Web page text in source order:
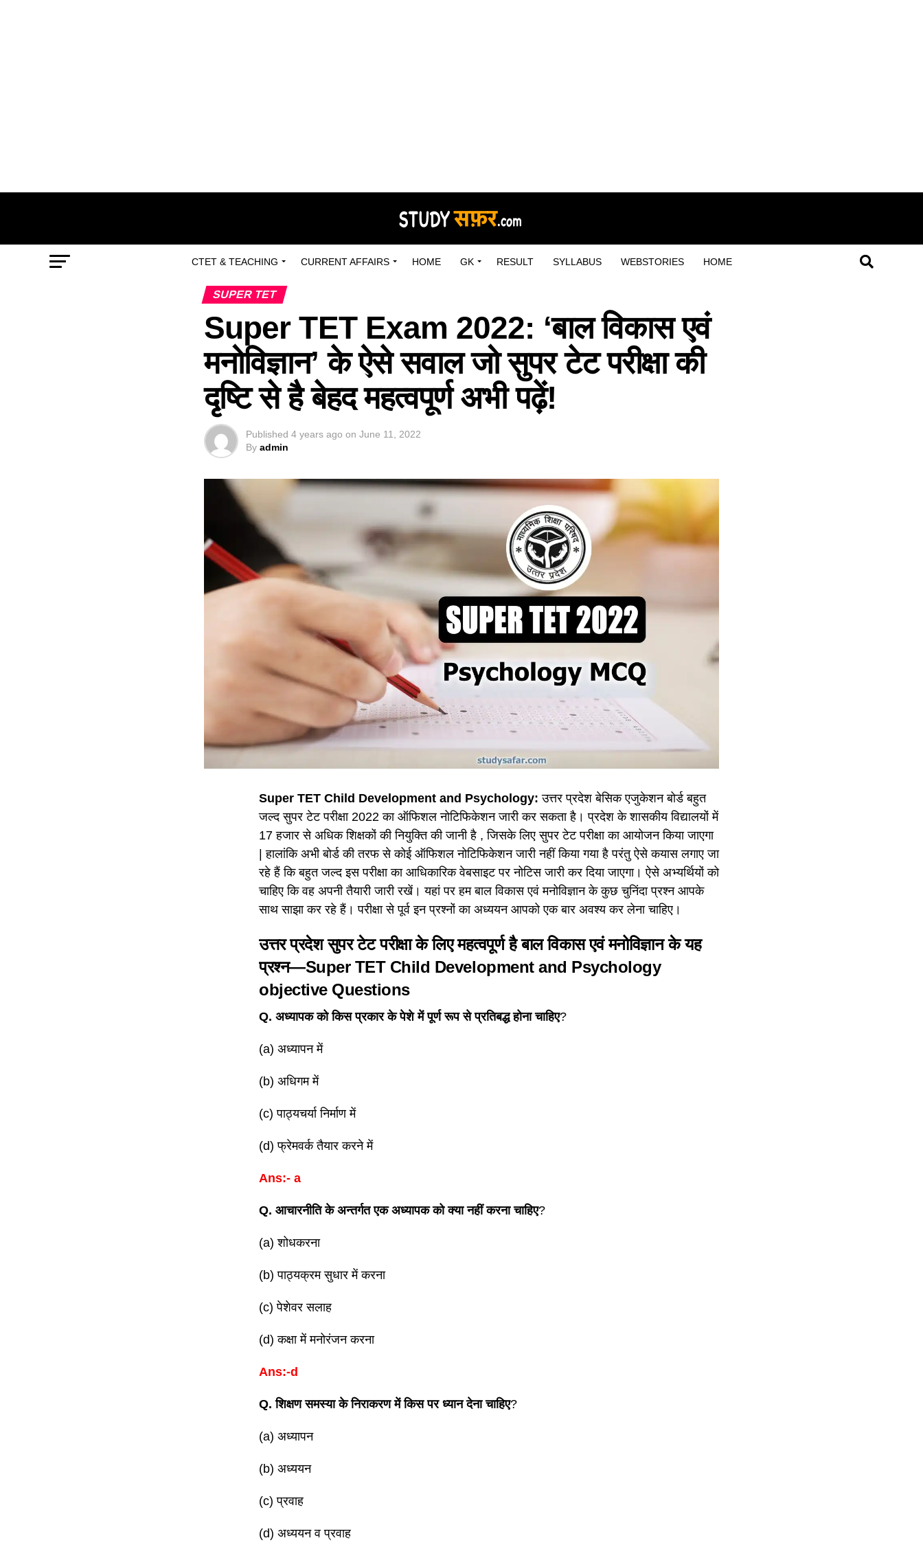
CTET & TEACHING CURRENT AFFAIRS HOME GK RESULT SYLLABUS WEBSTORIES HOME
SUPER TET
Super TET Exam 2022: ‘बाल विकास एवं
मनोविज्ञान’ के ऐसे सवाल जो सुपर टेट परीक्षा की
दृष्टि से है बेहद महत्वपूर्ण अभी पढ़ें!
Published 4 years ago on June 11, 2022
By admin
Super TET Child Development and Psychology: उत्तर प्रदेश बेसिक एजुकेशन बोर्ड बहुत
जल्द सुपर टेट परीक्षा 2022 का ऑफिशल नोटिफिकेशन जारी कर सकता है। प्रदेश के शासकीय विद्यालयों में
17 हजार से अधिक शिक्षकों की नियुक्ति की जानी है , जिसके लिए सुपर टेट परीक्षा का आयोजन किया जाएगा
| हालांकि अभी बोर्ड की तरफ से कोई ऑफिशल नोटिफिकेशन जारी नहीं किया गया है परंतु ऐसे कयास लगाए जा
रहे हैं कि बहुत जल्द इस परीक्षा का आधिकारिक वेबसाइट पर नोटिस जारी कर दिया जाएगा। ऐसे अभ्यर्थियों को
चाहिए कि वह अपनी तैयारी जारी रखें। यहां पर हम बाल विकास एवं मनोविज्ञान के कुछ चुनिंदा प्रश्न आपके
साथ साझा कर रहे हैं। परीक्षा से पूर्व इन प्रश्नों का अध्ययन आपको एक बार अवश्य कर लेना चाहिए।
उत्तर प्रदेश सुपर टेट परीक्षा के लिए महत्वपूर्ण है बाल विकास एवं मनोविज्ञान के यह
प्रश्न—Super TET Child Development and Psychology
objective Questions
Q. अध्यापक को किस प्रकार के पेशे में पूर्ण रूप से प्रतिबद्ध होना चाहिए?
(a) अध्यापन में
(b) अधिगम में
(c) पाठ्यचर्या निर्माण में
(d) फ्रेमवर्क तैयार करने में
Ans:- a
Q. आचारनीति के अन्तर्गत एक अध्यापक को क्या नहीं करना चाहिए?
(a) शोधकरना
(b) पाठ्यक्रम सुधार में करना
(c) पेशेवर सलाह
(d) कक्षा में मनोरंजन करना
Ans:-d
Q. शिक्षण समस्या के निराकरण में किस पर ध्यान देना चाहिए?
(a) अध्यापन
(b) अध्ययन
(c) प्रवाह
(d) अध्ययन व प्रवाह